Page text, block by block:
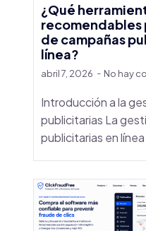
¿Qué
recomendables
de campañas
línea?
abril 7, 2026 No hay
Introducción a la
publicitarias La
publicitarias en